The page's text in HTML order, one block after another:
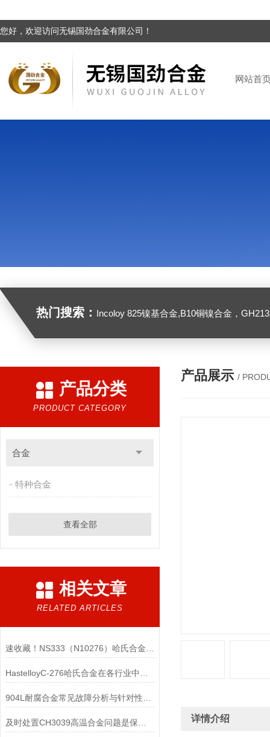
您好，欢迎访问无锡国劲合金有限公司！
网站首
热门搜索： Incoloy 825镍基合金,B10铜镍合金，GH2132高温合金，C276
产品分类
PRODUCT CATEGORY
合金
特种合金
查看全部
相关文章
RELATED ARTICLES
产品展示 /
详情介绍